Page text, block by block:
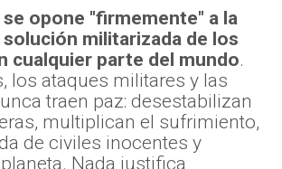
se opone "firmemente" a la
solución militarizada de los
cualquier parte del mundo.
los ataques militares y las
traen paz: desestabilizan
multiplican el sufrimiento,
de civiles inocentes y
Nada justifica